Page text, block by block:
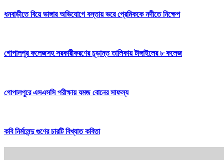
ধনবাড়ীতে বিয়ে ভাঙ্গার অভিযোগে বস্তায় ভরে প্রেমিককে নদীতে নিক্ষেপ
গোপালপুর কলেজসহ সরকারীকরণের চূড়ান্ত তালিকায় টাঙ্গাইলের ৮ কলেজ
গোপালপুরে এসএসসি পরীক্ষায় যমজ বোনের সাফল্য
কবি নির্মলেন্দু গুণের চারটি বিখ্যাত কবিতা